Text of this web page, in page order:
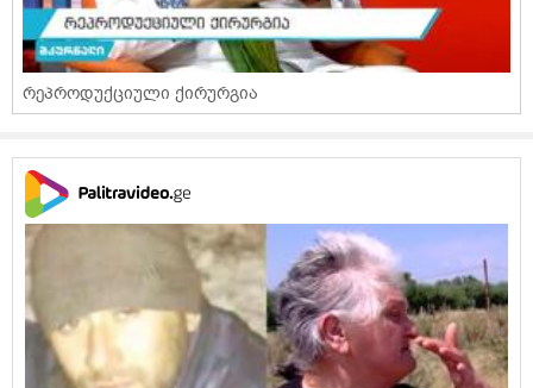
რეპროდუქციული ქირურგია